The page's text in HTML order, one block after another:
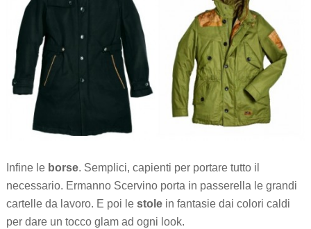
Infine leborse. Semplici, capienti per portare tutto il
necessario. Ermanno Scervino porta in passerella le grandi
cartelle da lavoro. E poi lestolein fantasie dai colori caldi
per dare un tocco glam ad ogni look.